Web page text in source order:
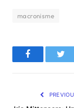
macronisme
Facebook